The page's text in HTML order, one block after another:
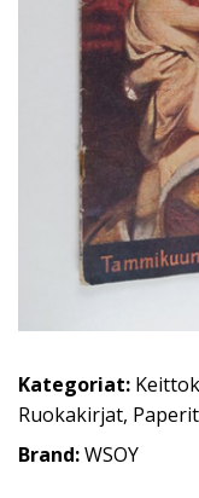
Kategoriat:
Ruokakirjat,
Brand:WSOY